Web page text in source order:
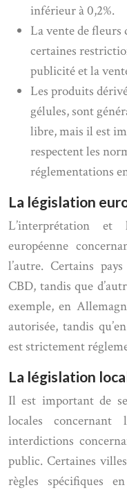
inférieur à 0,2%.
La vente de fleurs
certaines
publicité et la
Les produits
gélules, sont
libre, mais il est
respectent les
réglementations
La législation
L’interprétation et
européenne
l’autre. Certains
CBD, tandis que
exemple, en
autorisée, tandis
est strictement
La législation
Il est important de
locales concernant
interdictions
public. Certaines
règles spécifiques